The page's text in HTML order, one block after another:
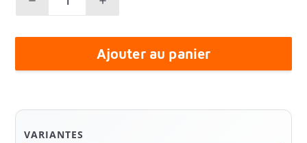
Ajouter au panier
VARIANTES